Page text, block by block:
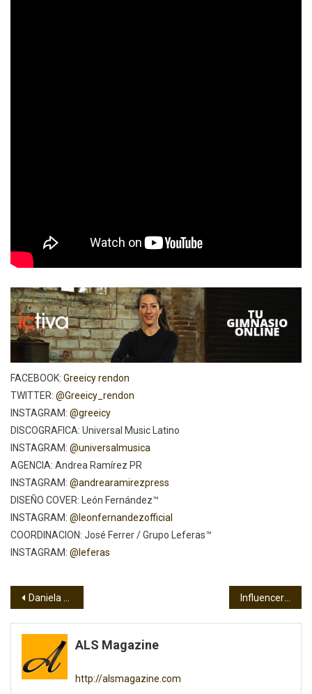
FACEBOOK: Greeicy rendon
TWITTER: @Greeicy_rendon
INSTAGRAM: @greeicy
DISCOGRAFICA: Universal Music Latino
INSTAGRAM: @universalmusica
AGENCIA: Andrea Ramírez PR
INSTAGRAM: @andrearamirezpress
DISEÑO COVER: León Fernández™
INSTAGRAM: @leonfernandezofficial
COORDINACION: José Ferrer / Grupo Leferas™
INSTAGRAM: @leferas
Navegación
de
entradas
Daniela Reyes se gana los elogios de sus fans posando en lencería Influencers femeninas, OnlyFans y el coqueteo con la prostitución
ALS Magazine
http://alsmagazine.com